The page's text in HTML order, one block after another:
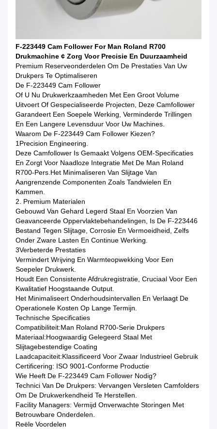
F-223449 Cam Follower For Man Roland R700
Drukmachine ¢ Zorg Voor Precisie En Duurzaamheid
Premium Reserveonderdelen Om De Prestaties Van Uw
Drukpers Te Optimaliseren
De F-223449 Cam Follower
Of U Nu Drukwerkzaamheden Met Een Groot Volume
Uitvoert Of Gespecialiseerde Projecten, Deze Camfollower
Garandeert Een Soepele Werking, Verminderde Trillingen
En Een Langere Levensduur Voor Uw Machines.
Waarom De F-223449 Cam Follower Kiezen?
1Precision Engineering.
Deze Camfollower Is Gemaakt Volgens OEM-Specificaties
En Zorgt Voor Naadloze Integratie Met De Man Roland
R700-Pers.het Minimaliseren Van Slijtage Van
Aangrenzende Componenten Zoals Tandwielen En
Kammen.
2. Premium Materialen
Gebouwd Van Gehard Legerd Staal En Voorzien Van
Geavanceerde Oppervlaktebehandelingen, Is De F-223446
Bestand Tegen Slijtage, Corrosie En Vermoeidheid, Zelfs
Onder Zware Lasten En Continue Werking.
3Verbeterde Prestaties
Vermindert Wrijving En Warmteopwekking Voor Een
Soepeler Drukwerk.
Houdt Een Consistente Afdrukregistratie, Cruciaal Voor Een
Kwalitatief Hoogstaande Output.
Het Minimaliseert Onderhoudsintervallen En Verlaagt De
Operationele Kosten Op Lange Termijn.
Technische Specificaties
Compatibiliteit:Man Roland R700-Serie Drukpers
Materiaal:Hoogwaardig Gelegeerd Staal Met
Slijtagebestendige Coating
Laadcapaciteit:Klassificeerd Voor Zwaar Industrieel Gebruik
Certificering: ISO 9001-Conforme Productie
Wie Heeft De F-223449 Cam Follower Nodig?
Technici Van De Drukpers: Vervangen Versleten Camfolders
Om De Drukwerkendheid Te Herstellen.
Facility Managers: Vermijd Onverwachte Storingen Met
Betrouwbare Onderdelen.
Reële Voordelen